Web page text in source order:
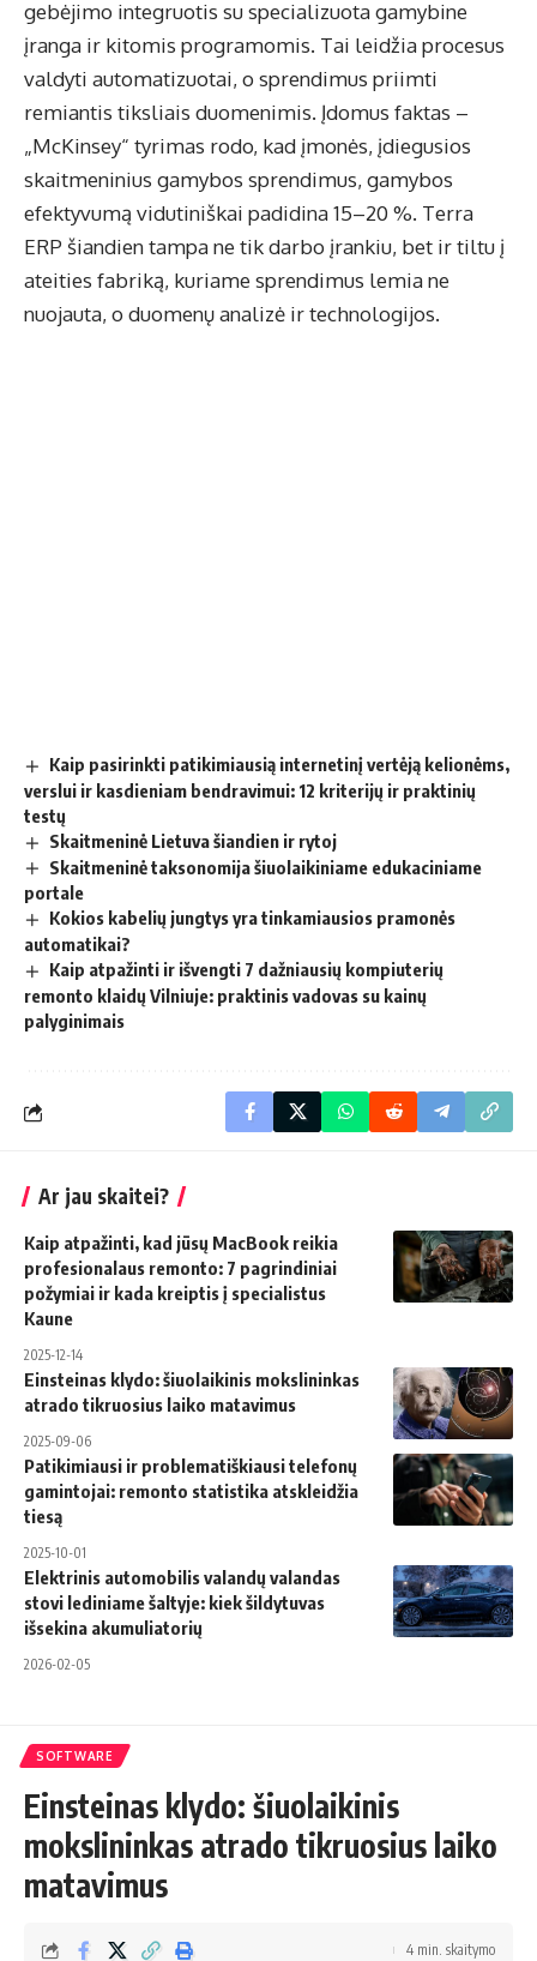
gebėjimo integruotis su specializuota gamybine
įranga ir kitomis programomis. Tai leidžia procesus
valdyti automatizuotai, o sprendimus priimti
remiantis tiksliais duomenimis. Įdomus faktas –
„McKinsey“ tyrimas rodo, kad įmonės, įdiegusios
skaitmeninius gamybos sprendimus, gamybos
efektyvumą vidutiniškai padidina 15–20 %. Terra
ERP šiandien tampa ne tik darbo įrankiu, bet ir tiltu į
ateities fabriką, kuriame sprendimus lemia ne
nuojauta, o duomenų analizė ir technologijos.
Kaip pasirinkti patikimiausią internetinį vertėją kelionėms,
verslui ir kasdieniam bendravimui: 12 kriterijų ir praktinių
testų
Skaitmeninė Lietuva šiandien ir rytoj
Skaitmeninė taksonomija šiuolaikiniame edukaciniame
portale
Kokios kabelių jungtys yra tinkamiausios pramonės
automatikai?
Kaip atpažinti ir išvengti 7 dažniausių kompiuterių
remonto klaidų Vilniuje: praktinis vadovas su kainų
palyginimais
Ar jau skaitei?
Kaip atpažinti, kad jūsų MacBook reikia
profesionalaus remonto: 7 pagrindiniai
požymiai ir kada kreiptis į specialistus
Kaune
2025-12-14
Einsteinas klydo: šiuolaikinis mokslininkas
atrado tikruosius laiko matavimus
2025-09-06
Patikimiausi ir problematiškiausi telefonų
gamintojai: remonto statistika atskleidžia
tiesą
2025-10-01
Elektrinis automobilis valandų valandas
stovi lediniame šaltyje: kiek šildytuvas
išsekina akumuliatorių
2026-02-05
SOFTWARE
Einsteinas klydo: šiuolaikinis
mokslininkas atrado tikruosius laiko
matavimus
4 min. skaitymo